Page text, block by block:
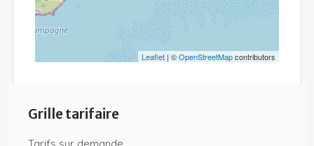
Leaflet | ©OpenStreetMapcontributors
Grille tarifaire
Tarifs sur demande...